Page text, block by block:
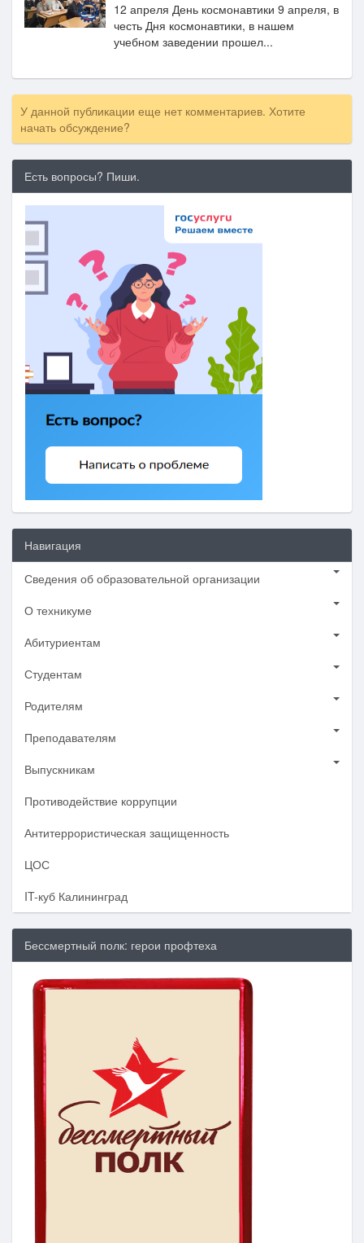
12 апреля День космонавтики 9 апреля, в
честь Дня космонавтики, в нашем
учебном заведении прошел...
У данной публикации еще нет комментариев. Хотите
начать обсуждение?
Есть вопросы? Пиши.
Навигация
Сведения об образовательной организации
О техникуме
Абитуриентам
Студентам
Родителям
Преподавателям
Выпускникам
Противодействие коррупции
Антитеррористическая защищенность
ЦОС
IT-куб Калининград
Бессмертный полк: герои профтеха